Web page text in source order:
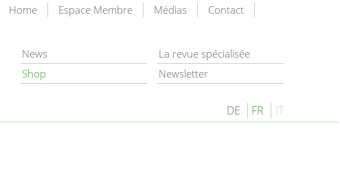
Home Espace Membre Médias Contact
News
Shop
La revue spécialisée
Newsletter
DE FR IT